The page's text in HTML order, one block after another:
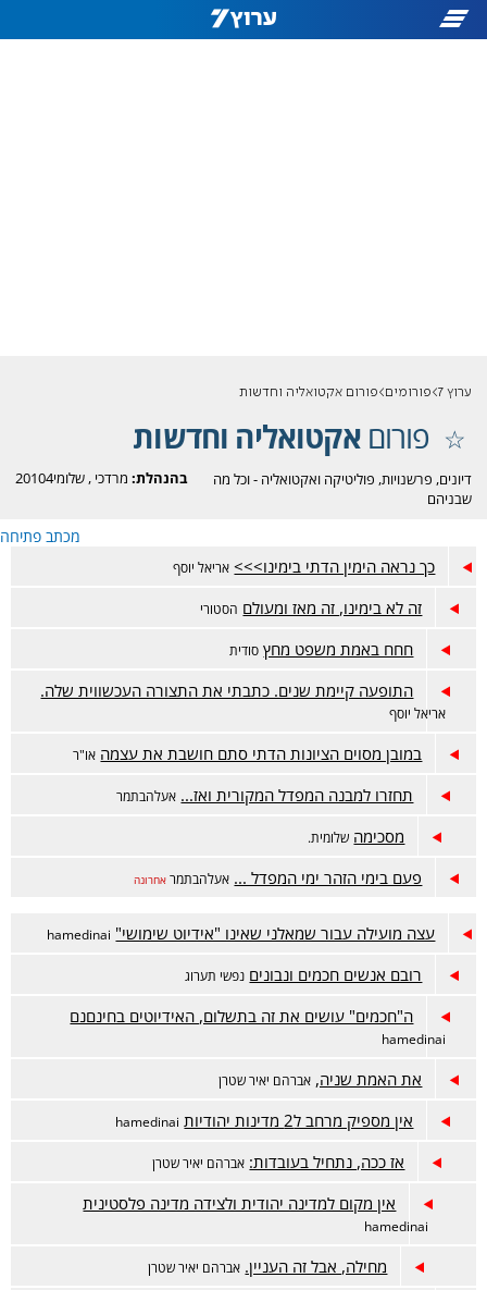
ערוץ 7 פורומים פורום אקטואליה וחדשות
פורוםאקטואליה וחדשות
בהנהלת: מרדכי ,שלומי20104
דיונים, פרשנויות, פוליטיקה ואקטואליה - וכל מה
שבניהם
מכתב פתיחה
כך נראה הימין הדתי בימינו>>> אריאל יוסף
זה לא בימינו, זה מאז ומעולם הסטורי
חחח באמת משפט מחץ סודית
התופעה קיימת שנים. כתבתי את התצורה העכשווית שלה.
אריאל יוסף
במובן מסוים הציונות הדתי סתם חושבת את עצמה או"ר
תחזרו למבנה המפדל המקורית ואז... אעלהבתמר
מסכימה שלומית.
פעם בימי הזהר ימי המפדל ... אעלהבתמר אחרונה
עצה מועילה עבור שמאלני שאינו "אידיוט שימושי" hamedinai
רובם אנשים חכמים ונבונים נפשי תערוג
ה"חכמים" עושים את זה בתשלום, האידיוטים בחינםנם
hamedinai
את האמת שניה, אברהם יאיר שטרן
אין מספיק מרחב ל2 מדינות יהודיות hamedinai
אז ככה, נתחיל בעובדות: אברהם יאיר שטרן
אין מקום למדינה יהודית ולצידה מדינה פלסטינית
hamedinai
מחילה, אבל זה העניין. אברהם יאיר שטרן